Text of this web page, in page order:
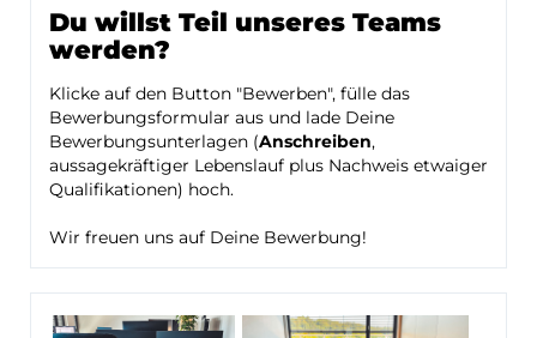
Du willst Teil unseres Teams
werden?
Klicke auf den Button "Bewerben", fülle das
Bewerbungsformular aus und lade Deine
Bewerbungsunterlagen (Anschreiben,
aussagekräftiger Lebenslauf plus Nachweis etwaiger
Qualifikationen) hoch.
Wir freuen uns auf Deine Bewerbung!